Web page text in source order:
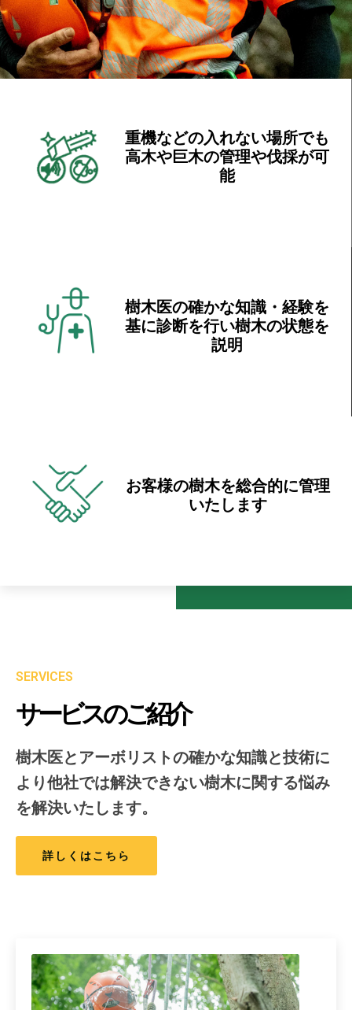
重機などの入れない場所でも
高木や巨木の管理や伐採が可
能
樹木医の確かな知識・経験を
基に診断を行い樹木の状態を
説明
お客様の樹木を総合的に管理
いたします
SERVICES
サービスのご紹介
樹木医とアーボリストの確かな知識と技術に
より他社では解決できない樹木に関する悩み
を解決いたします。
詳しくはこちら